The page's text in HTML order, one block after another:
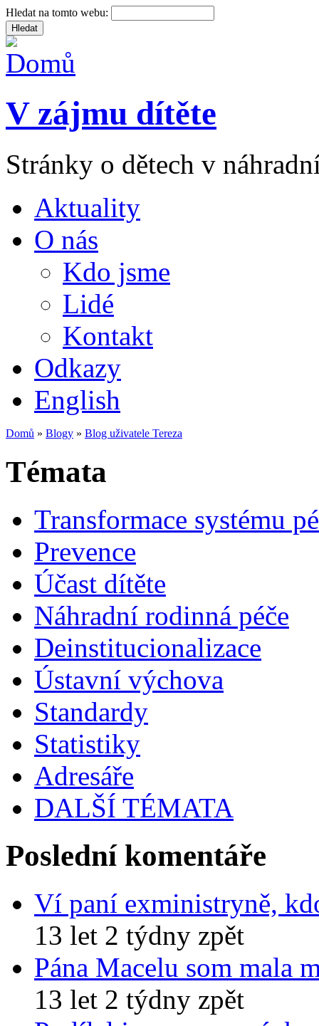
Hledat na tomto webu:
V zájmu dítěte
Stránky o dětech v
Aktuality
O nás
Kdo jsme
Lidé
Kontakt
Odkazy
English
Domů » Blogy » Blog uživatele Tereza
Témata
Transformace systému
Prevence
Účast dítěte
Náhradní rodinná péče
Deinstitucionalizace
Ústavní výchova
Standardy
Statistiky
Adresáře
DALŠÍ TÉMATA
Poslední komentáře
Ví paní exministryně,
13 let 2 týdny zpět
Pána Macelu som mala
13 let 2 týdny zpět